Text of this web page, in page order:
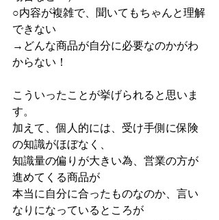
○内容が複雑で、聞いてもちゃんと理解
できない
→どんな商品が自分に必要なのかがわ
からない！
こういったことが挙げられると思いま
す。
加えて、個人的には、受け手側に保険
の知識がほぼなく、
知識量の偏りが大きい為、営業の方が
進めてくる商品が
本当に自分に合ったものなのか、言い
なりになっているところが